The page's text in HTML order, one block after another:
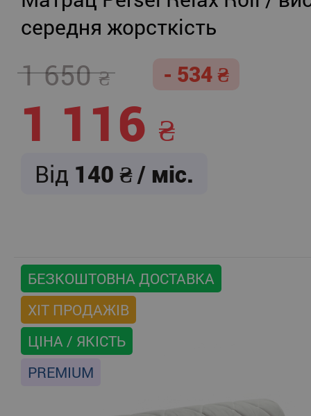
середня жорсткість
1 650 - 534
1 116
Від 140 / міс.
БЕЗКОШТОВНА ДОСТАВКА
ХІТ ПРОДАЖІВ
ЦІНА / ЯКІСТЬ
PREMIUM